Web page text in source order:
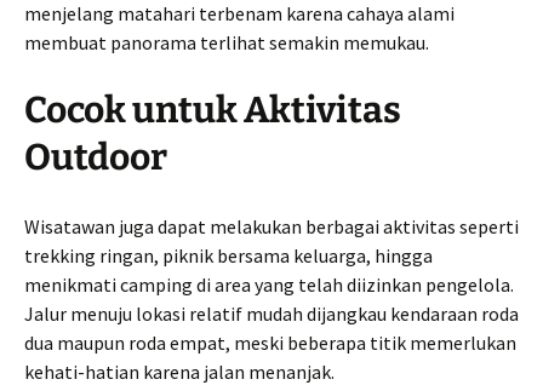
menjelang matahari terbenam karena cahaya alami
membuat panorama terlihat semakin memukau.
Cocok untuk Aktivitas
Outdoor
Wisatawan juga dapat melakukan berbagai aktivitas seperti
trekking ringan, piknik bersama keluarga, hingga
menikmati camping di area yang telah diizinkan pengelola.
Jalur menuju lokasi relatif mudah dijangkau kendaraan roda
dua maupun roda empat, meski beberapa titik memerlukan
kehati-hatian karena jalan menanjak.